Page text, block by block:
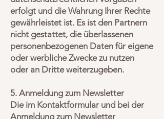
erfolgt und die Wahrung Ihrer Rechte
gewährleistet ist. Es ist den Partnern
nicht gestattet, die überlassenen
personenbezogenen Daten für eigene
oder werbliche Zwecke zu nutzen
oder an Dritte weiterzugeben.
5. Anmeldung zum Newsletter
Die im Kontaktformular und bei der
Anmeldung zum Newsletter